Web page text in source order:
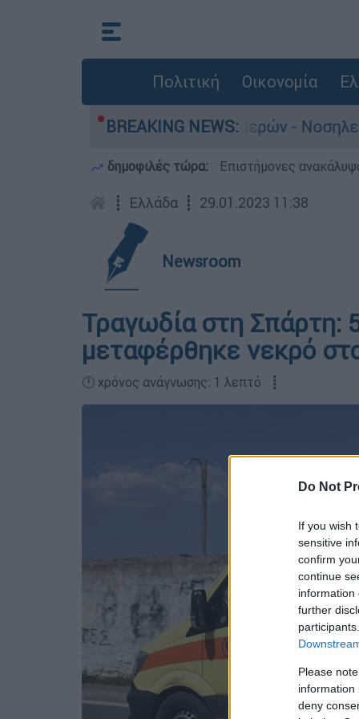
Do Not
If you wish
sensitive
confirm
continue
information
further
Please
information
deny
Πολιτική Οικονομία
BREAKING NEWS:
Πέθανε βρέφος 8 ημερών -
δημοφιλές τώρα: Επιστήμονες
┋ Ελλάδα ┋ 29.01.2023 11:38
Newsroom
Τραγωδία στη Σπάρτη:
μεταφέρθηκε νεκρό
🕛 χρόνος ανάγνωσης: 1 λεπτό ┋